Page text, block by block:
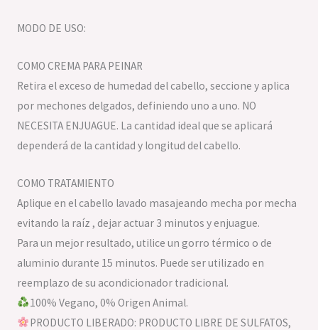
MODO DE USO:
COMO CREMA PARA PEINAR
Retira el exceso de humedad del cabello, seccione y aplica
por mechones delgados, definiendo uno a uno. NO
NECESITA ENJUAGUE. La cantidad ideal que se aplicará
dependerá de la cantidad y longitud del cabello.
COMO TRATAMIENTO
Aplique en el cabello lavado masajeando mecha por mecha
evitando la raíz , dejar actuar 3 minutos y enjuague.
Para un mejor resultado, utilice un gorro térmico o de
aluminio durante 15 minutos. Puede ser utilizado en
reemplazo de su acondicionador tradicional.
100% Vegano, 0% Origen Animal.
PRODUCTO LIBERADO: PRODUCTO LIBRE DE SULFATOS,